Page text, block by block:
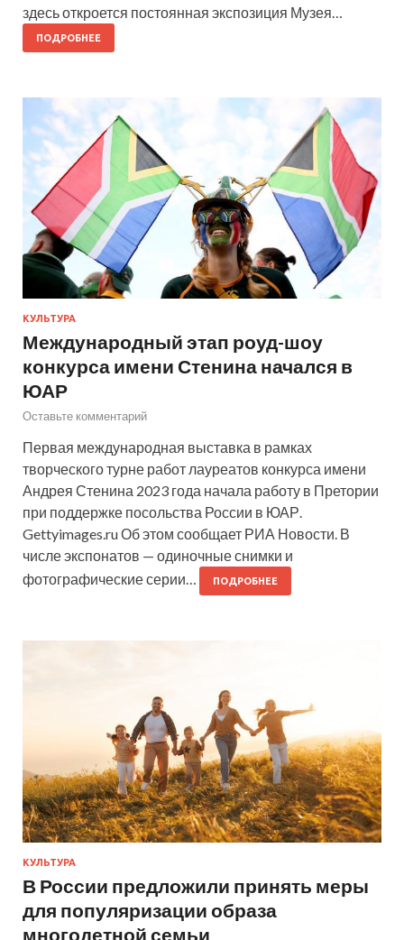
здесь откроется постоянная экспозиция Музея…
ПОДРОБНЕЕ
КУЛЬТУРА
Международный этап роуд-шоу
конкурса имени Стенина начался в
ЮАР
Оставьте комментарий
Первая международная выставка в рамках
творческого турне работ лауреатов конкурса имени
Андрея Стенина 2023 года начала работу в Претории
при поддержке посольства России в ЮАР.
Gettyimages.ru Об этом сообщает РИА Новости. В
числе экспонатов — одиночные снимки и
фотографические серии…
ПОДРОБНЕЕ
КУЛЬТУРА
В России предложили принять меры
для популяризации образа
многодетной семьи